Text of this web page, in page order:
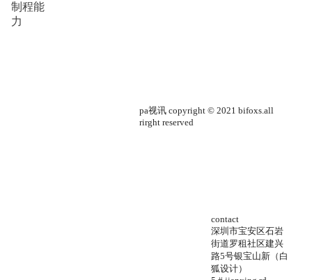
制程能
力
pa视讯 copyright © 2021 bifoxs.all
rirght reserved
contact
深圳市宝安区石岩
街道罗租社区建兴
路5号银宝山新（白
狐设计）